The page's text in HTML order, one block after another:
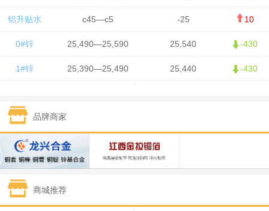
铝升贴水 c45—c5 -25 10
0#锌 25,490—25,590 25,540 -430
1#锌 25,390—25,490 25,440 -430
1#锡 426,500—428,500
1#镍 130,050—131,650
1#白银 15,405—15,415 15,410 305
钯金
品牌商家
商城推荐